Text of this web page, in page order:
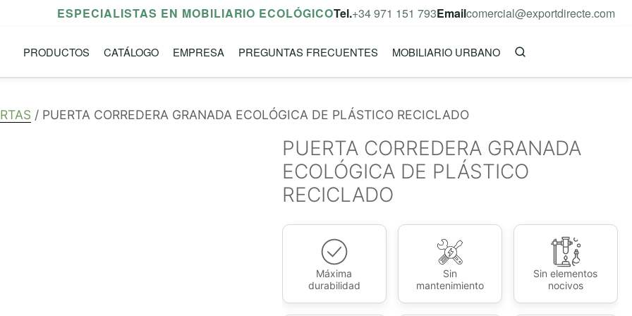
ESPECIALISTAS EN MOBILIARIO ECOLÓGICOTel.+34 971 151 793Emailcomercial@exportdirecte.com
PRODUCTOS CATÁLOGO EMPRESA PREGUNTAS FRECUENTES MOBILIARIO URBANO
/ PUERTA CORREDERA GRANADA ECOLÓGICA DE PLÁSTICO RECICLADO
PUERTA CORREDERA GRANADA
ECOLÓGICA DE PLÁSTICO
RECICLADO
Máxima
durabilidad
Sin
mantenimiento
Sin elementos
nocivos